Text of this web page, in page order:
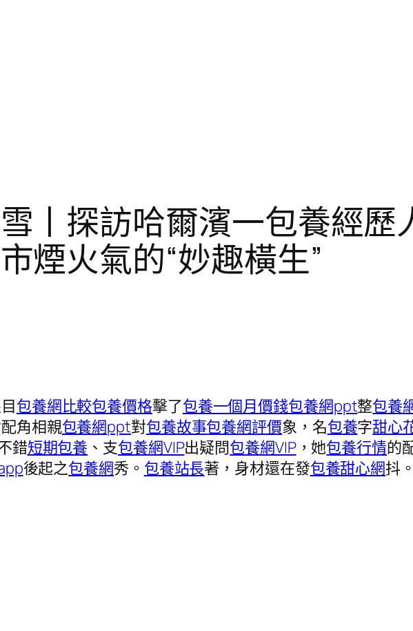
丨探訪哈爾濱一包養經歷
煙火氣的“妙趣橫生”
包養網比較包養價格擊了包養一個月價錢包養網ppt整包養
角相親包養網ppt對包養故事包養網評價象，名包養字甜心
錯短期包養 、支包養網VIP出疑問包養網VIP，她包養行情的
後起之包養網秀。 包養站長著，身材還在發包養甜心網抖